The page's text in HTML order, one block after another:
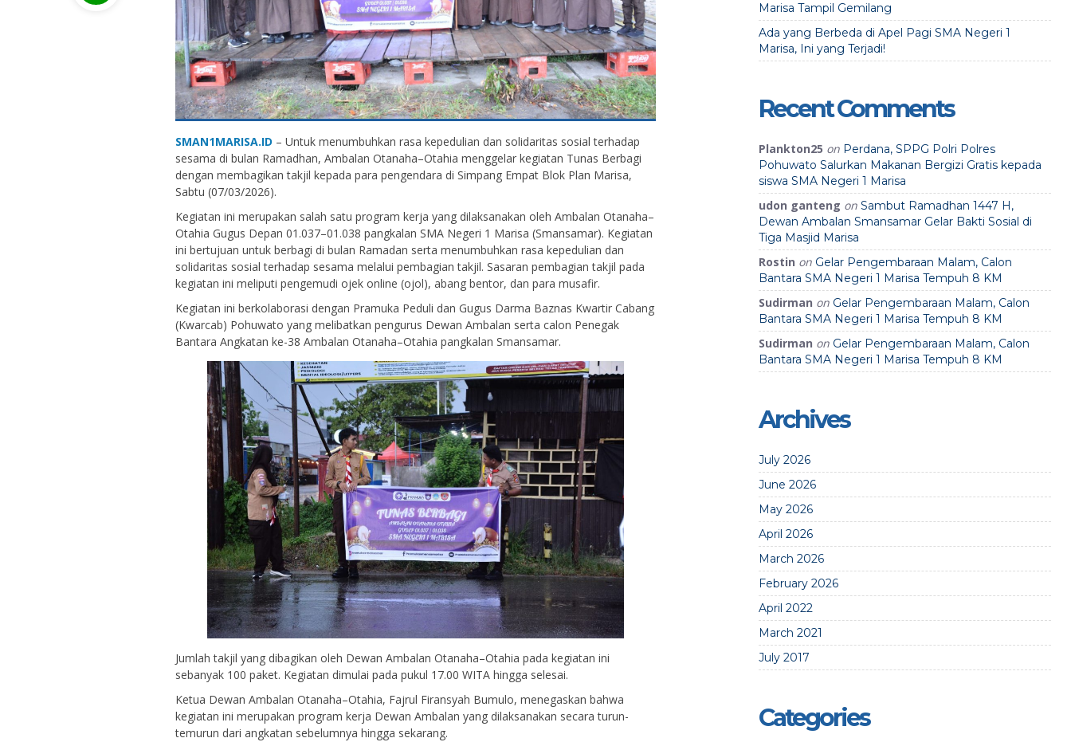
SMAN1MARISA.ID – Untuk menumbuhkan rasa kepedulian dan solidaritas sosial terhadap
sesama di bulan Ramadhan, Ambalan Otanaha–Otahia menggelar kegiatan Tunas Berbagi
dengan membagikan takjil kepada para pengendara di Simpang Empat Blok Plan Marisa,
Sabtu (07/03/2026).
Kegiatan ini merupakan salah satu program kerja yang dilaksanakan oleh Ambalan Otanaha–
Otahia Gugus Depan 01.037–01.038 pangkalan SMA Negeri 1 Marisa (Smansamar). Kegiatan
ini bertujuan untuk berbagi di bulan Ramadan serta menumbuhkan rasa kepedulian dan
solidaritas sosial terhadap sesama melalui pembagian takjil. Sasaran pembagian takjil pada
kegiatan ini meliputi pengemudi ojek online (ojol), abang bentor, dan para musafir.
Kegiatan ini berkolaborasi dengan Pramuka Peduli dan Gugus Darma Baznas Kwartir Cabang
(Kwarcab) Pohuwato yang melibatkan pengurus Dewan Ambalan serta calon Penegak
Bantara Angkatan ke-38 Ambalan Otanaha–Otahia pangkalan Smansamar.
Jumlah takjil yang dibagikan oleh Dewan Ambalan Otanaha–Otahia pada kegiatan ini
sebanyak 100 paket. Kegiatan dimulai pada pukul 17.00 WITA hingga selesai.
Ketua Dewan Ambalan Otanaha–Otahia, Fajrul Firansyah Bumulo, menegaskan bahwa
kegiatan ini merupakan program kerja Dewan Ambalan yang dilaksanakan secara turun-
temurun dari angkatan sebelumnya hingga sekarang.
Marisa Tampil Gemilang
Ada yang Berbeda di Apel Pagi SMA Negeri 1
Marisa, Ini yang Terjadi!
Recent Comments
Plankton25 on Perdana, SPPG Polri Polres
Pohuwato Salurkan Makanan Bergizi Gratis kepada
siswa SMA Negeri 1 Marisa
udon ganteng on Sambut Ramadhan 1447 H,
Dewan Ambalan Smansamar Gelar Bakti Sosial di
Tiga Masjid Marisa
Rostin on Gelar Pengembaraan Malam, Calon
Bantara SMA Negeri 1 Marisa Tempuh 8 KM
Sudirman on Gelar Pengembaraan Malam, Calon
Bantara SMA Negeri 1 Marisa Tempuh 8 KM
Sudirman on Gelar Pengembaraan Malam, Calon
Bantara SMA Negeri 1 Marisa Tempuh 8 KM
Archives
July 2026
June 2026
May 2026
April 2026
March 2026
February 2026
April 2022
March 2021
July 2017
Categories